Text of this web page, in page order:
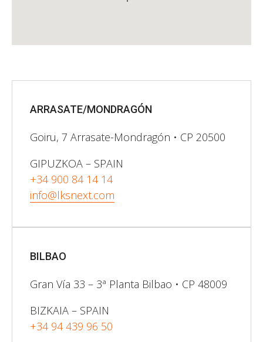
ARRASATE/MONDRAGÓN
Goiru, 7 Arrasate-Mondragón • CP 20500
GIPUZKOA – SPAIN
+34 900 84 14 14​
info@lksnext.com
BILBAO
Gran Vía 33 – 3ª Planta Bilbao • CP 48009
BIZKAIA – SPAIN
+34 94 439 96 50